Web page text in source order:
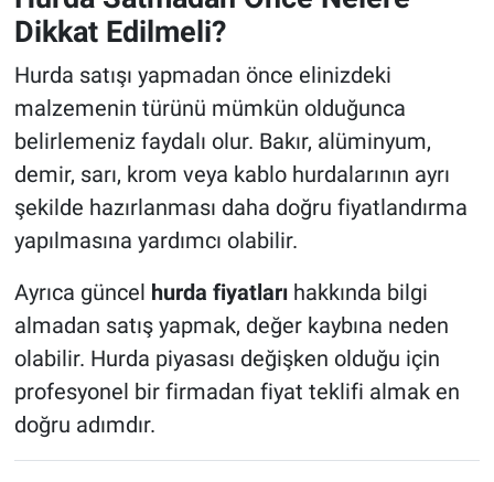
Dikkat Edilmeli?
Hurda satışı yapmadan önce elinizdeki
malzemenin türünü mümkün olduğunca
belirlemeniz faydalı olur. Bakır, alüminyum,
demir, sarı, krom veya kablo hurdalarının ayrı
şekilde hazırlanması daha doğru fiyatlandırma
yapılmasına yardımcı olabilir.
Ayrıca güncel hurda fiyatlarıhakkında bilgi
almadan satış yapmak, değer kaybına neden
olabilir. Hurda piyasası değişken olduğu için
profesyonel bir firmadan fiyat teklifi almak en
doğru adımdır.